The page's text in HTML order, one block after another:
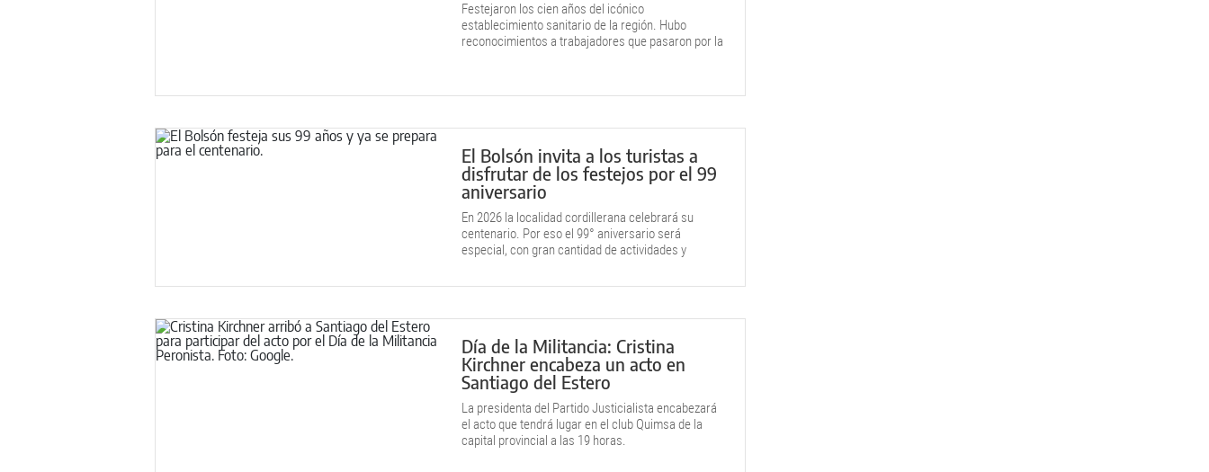
Festejaron los cien años del icónico
establecimiento sanitario de la región. Hubo
reconocimientos a trabajadores que pasaron por la
El Bolsón invita a los turistas a
disfrutar de los festejos por el 99
aniversario
En 2026 la localidad cordillerana celebrará su
centenario. Por eso el 99° aniversario será
especial, con gran cantidad de actividades y
Día de la Militancia: Cristina
Kirchner encabeza un acto en
Santiago del Estero
La presidenta del Partido Justicialista encabezará
el acto que tendrá lugar en el club Quimsa de la
capital provincial a las 19 horas.